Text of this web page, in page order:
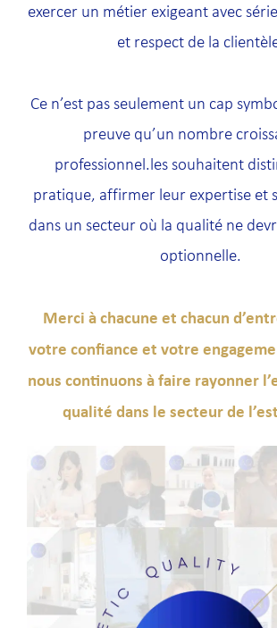
exercer un métier exigeant avec
et respect de la
Ce n’est pas seulement un cap
preuve qu’un nombre
professionnel.les souhaitent
pratique, affirmer leur expertise et
dans un secteur où la qualité ne
optionnelle.
Merci à chacune et chacun
votre confiance et votre
nous continuons à faire rayonner
qualité dans le secteur de